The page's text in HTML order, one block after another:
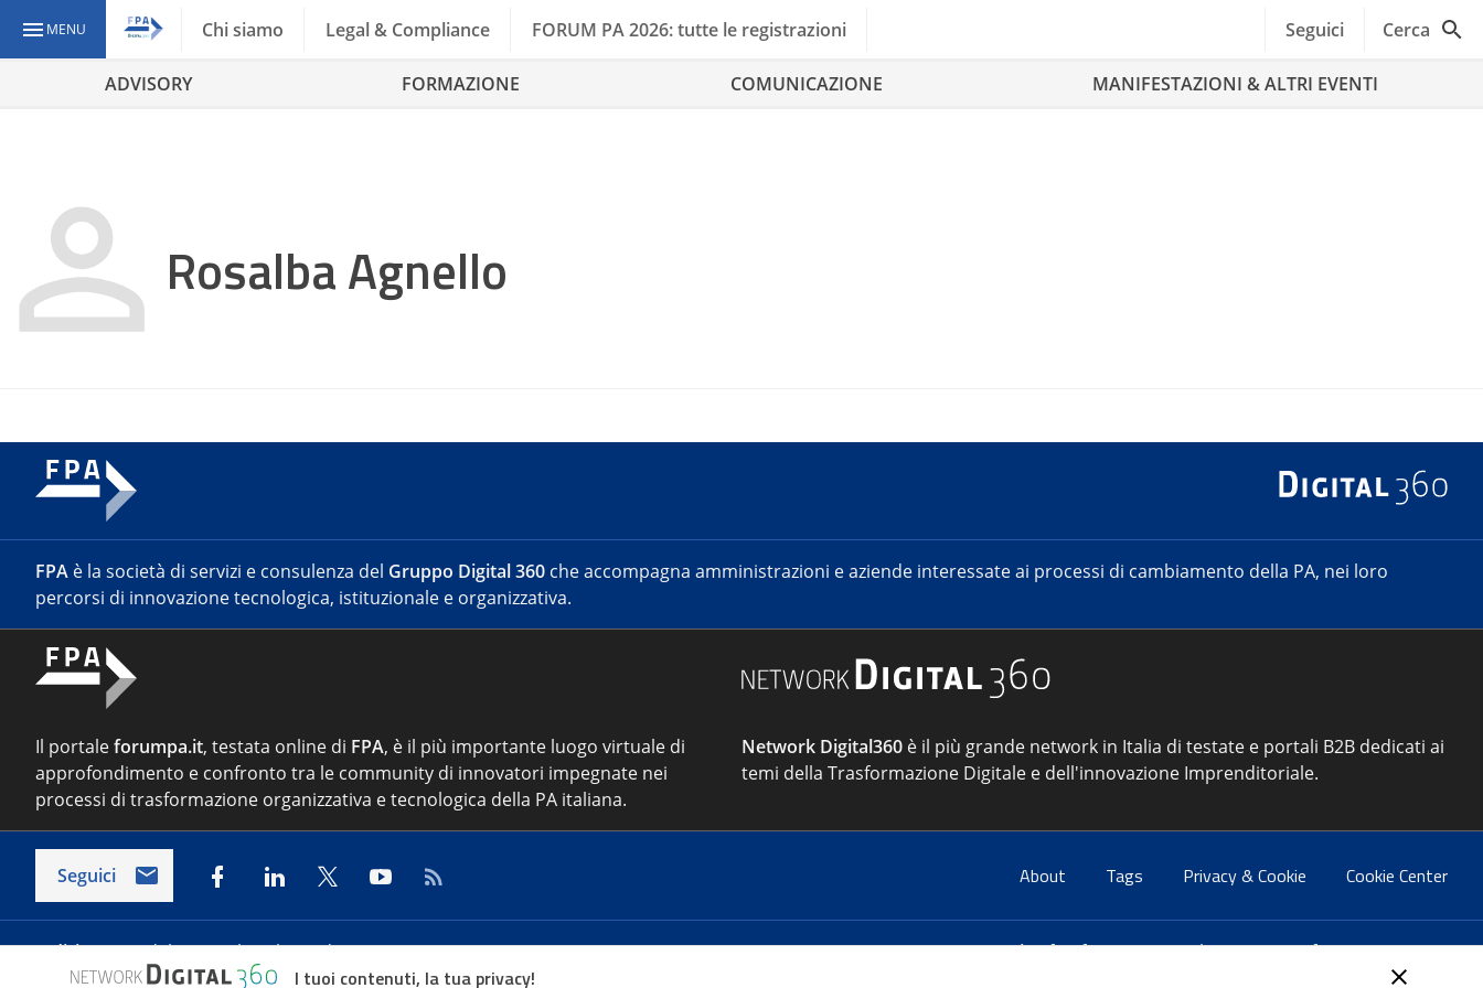
MENU Chi siamo Legal & Compliance FORUM PA 2026: tutte le registrazioni Seguici Cerca
ADVISORY FORMAZIONE COMUNICAZIONE MANIFESTAZIONI & ALTRI EVENTI
Rosalba Agnello
FPA è la società di servizi e consulenza del Gruppo Digital 360 che accompagna amministrazioni e aziende interessate ai processi di cambiamento della PA, nei loro
percorsi di innovazione tecnologica, istituzionale e organizzativa.
Il portaleforumpa.it, testata online di FPA, è il più importante luogo virtuale di
approfondimento e confronto tra le community di innovatori impegnate nei
processi di trasformazione organizzativa e tecnologica della PA italiana.
Network Digital360 è il più grande network in Italia di testate e portali B2B dedicati ai
temi della Trasformazione Digitale e dell'innovazione Imprenditoriale.
Seguici About Tags Privacy & Cookie Cookie Center
Indirizzo:Via del Porto Fluviale 67/d – 00154 Roma Contatti:info@forumpa.it- tel. 06 684251 - fax. 06 68425433
I tuoi contenuti, la tua privacy!